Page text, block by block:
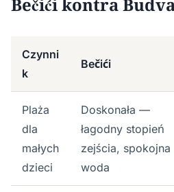
Czynni
k
Bečići
Plaża
dla
małych
dzieci
Doskonała —
łagodny stopień
zejścia, spokojna
woda